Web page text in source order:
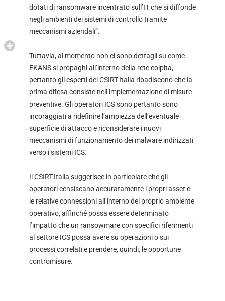
dotati di ransomware incentrato sull’IT che si diffonde
negli ambienti dei sistemi di controllo tramite
meccanismi aziendali”.
Tuttavia, al momento non ci sono dettagli su come
EKANS si propaghi all’interno della rete colpita,
pertanto gli esperti del CSIRT-Italia ribadiscono che la
prima difesa consiste nell’implementazione di misure
preventive. Gli operatori ICS sono pertanto sono
incoraggiati a ridefinire l’ampiezza dell’eventuale
superficie di attacco e riconsiderare i nuovi
meccanismi di funzionamento dei malware indirizzati
verso i sistemi ICS.
Il CSIRT-Italia suggerisce in particolare che gli
operatori censiscano accuratamente i propri asset e
le relative connessioni all’interno del proprio ambiente
operativo, affinché possa essere determinato
l’impatto che un ransowmare con specifici riferimenti
al settore ICS possa avere su operazioni o sui
processi correlati e prendere, quindi, le opportune
contromisure.